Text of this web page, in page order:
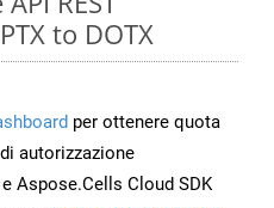
to DOTX
per ottenere quota
autorizzazione
Aspose.Cells Cloud SDK